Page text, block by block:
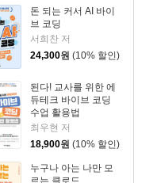
돈 되는 커서 AI 바이
브 코딩
서희찬 저
24,300원 (10% 할인)
된다! 교사를 위한 에
듀테크 바이브 코딩
수업 활용법
최우현 저
18,900원 (10% 할인)
누구나 아는 나만 모
르는 클로드